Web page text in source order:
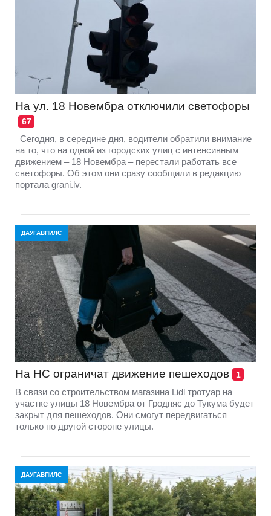
На ул. 18 Новембра отключили светофоры
67
Сегодня, в середине дня, водители обратили внимание
на то, что на одной из городских улиц с интенсивным
движением – 18 Новембра – перестали работать все
светофоры. Об этом они сразу сообщили в редакцию
портала grani.lv.
ДАУГАВПИЛС
На НС ограничат движение пешеходов 1
В связи со строительством магазина Lidl тротуар на
участке улицы 18 Новембра от Гродняс до Тукума будет
закрыт для пешеходов. Они смогут передвигаться
только по другой стороне улицы.
ДАУГАВПИЛС